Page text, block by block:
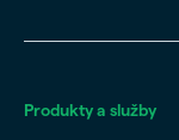
Produkty a služby